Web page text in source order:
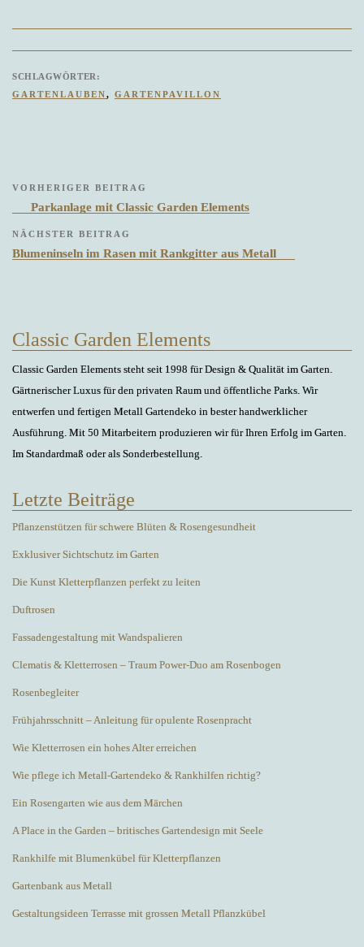
SCHLAGWÖRTER:
TAGS
GARTENLAUBEN, GARTENPAVILLON
Beitragsnavigation
Previous
VORHERIGER BEITRAG
Parkanlage mit Classic Garden Elements
Next
NÄCHSTER BEITRAG
Blumeninseln im Rasen mit Rankgitter aus Metall
Classic Garden Elements
Classic Garden Elements steht seit 1998 für Design & Qualität im Garten.
Gärtnerischer Luxus für den privaten Raum und öffentliche Parks. Wir
entwerfen und fertigen Metall Gartendeko in bester handwerklicher
Ausführung. Mit 50 Mitarbeitern produzieren wir für Ihren Erfolg im Garten.
Im Standardmaß oder als Sonderbestellung.
Letzte Beiträge
Pflanzenstützen für schwere Blüten & Rosengesundheit
Exklusiver Sichtschutz im Garten
Die Kunst Kletterpflanzen perfekt zu leiten
Duftrosen
Fassadengestaltung mit Wandspalieren
Clematis & Kletterrosen – Traum Power-Duo am Rosenbogen
Rosenbegleiter
Frühjahrsschnitt – Anleitung für opulente Rosenpracht
Wie Kletterrosen ein hohes Alter erreichen
Wie pflege ich Metall-Gartendeko & Rankhilfen richtig?
Ein Rosengarten wie aus dem Märchen
A Place in the Garden – britisches Gartendesign mit Seele
Rankhilfe mit Blumenkübel für Kletterpflanzen
Gartenbank aus Metall
Gestaltungsideen Terrasse mit grossen Metall Pflanzkübel